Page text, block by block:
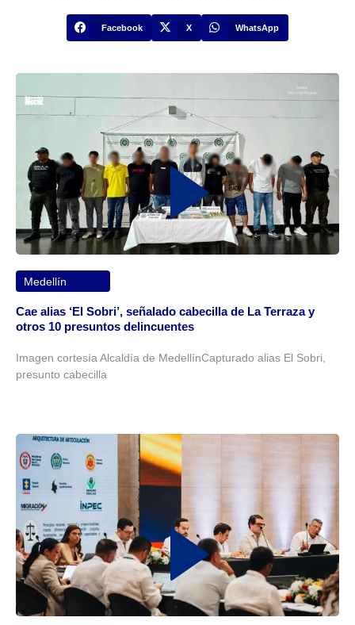
Facebook X WhatsApp
Medellín
Cae alias ‘El Sobri’, señalado cabecilla de La Terraza y
otros 10 presuntos delincuentes
Imagen cortesía Alcaldía de MedellínCapturado alias El Sobri,
presunto cabecilla